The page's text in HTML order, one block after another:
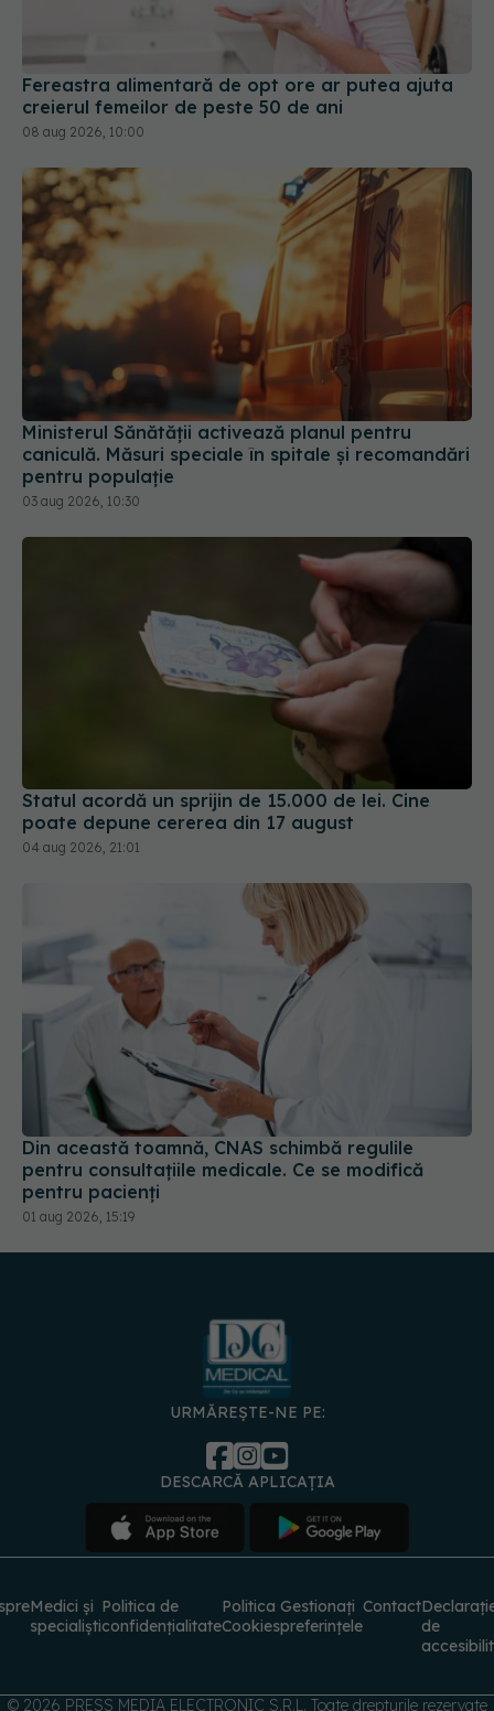
Fereastra alimentară de opt ore ar putea ajuta
creierul femeilor de peste 50 de ani
08 aug 2026, 10:00
Ministerul Sănătății activează planul pentru
caniculă. Măsuri speciale în spitale și recomandări
pentru populație
03 aug 2026, 10:30
Statul acordă un sprijin de 15.000 de lei. Cine
poate depune cererea din 17 august
04 aug 2026, 21:01
Din această toamnă, CNAS schimbă regulile
pentru consultațiile medicale. Ce se modifică
pentru pacienți
01 aug 2026, 15:19
URMĂREȘTE-NE PE:
DESCARCĂ APLICAȚIA
Medici și
specialiști
Politica de
confidențialitate
Politica
Cookies
Gestionați
preferințele
Contact
de
© 2026 PRESS MEDIA ELECTRONIC S.R.L. Toate drepturile rezervate